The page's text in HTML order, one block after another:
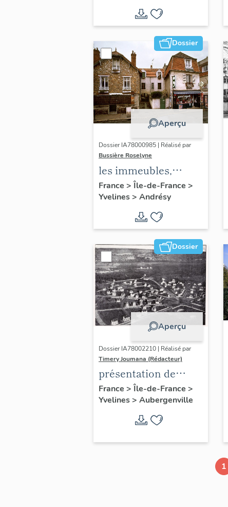
Dossier
Aperçu
Dossier IA78000985 | Réalisé par
Bussière Roselyne
les immeubles,
maisons et fermes
du canton d'Andrésy
France > Île-de-France >
Yvelines> Andrésy
Dossier
Aperçu
Dossier IA78002210 | Réalisé par
Timery Joumana (Rédacteur)
présentation de
l'étude
d'Elisabethville
France > Île-de-France >
Yvelines> Aubergenville
1